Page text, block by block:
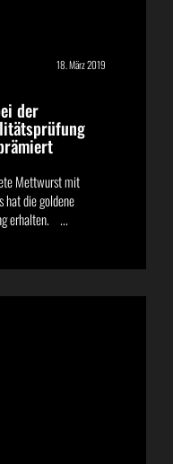
18. März 2019
der
Mettwurst mit
hat die goldene
erhalten. ...